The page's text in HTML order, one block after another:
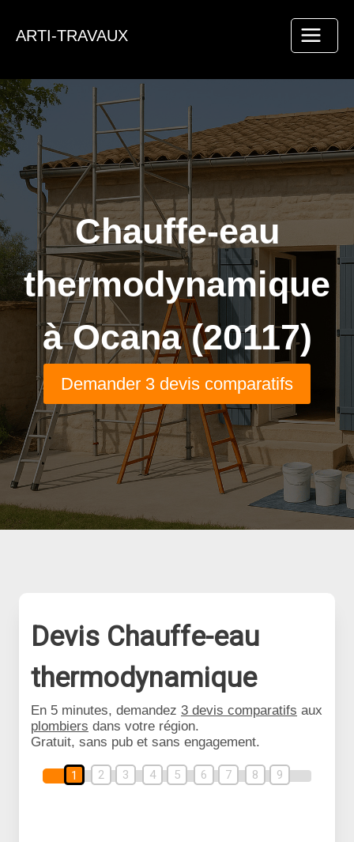
ARTI-TRAVAUX
Chauffe-eau
thermodynamique
à Ocana (20117)
Demander 3 devis comparatifs
Devis Chauffe-eau
thermodynamique
En 5 minutes, demandez 3 devis comparatifs aux
plombiers dans votre région.
Gratuit, sans pub et sans engagement.
1 2 3 4 5 6 7 8 9